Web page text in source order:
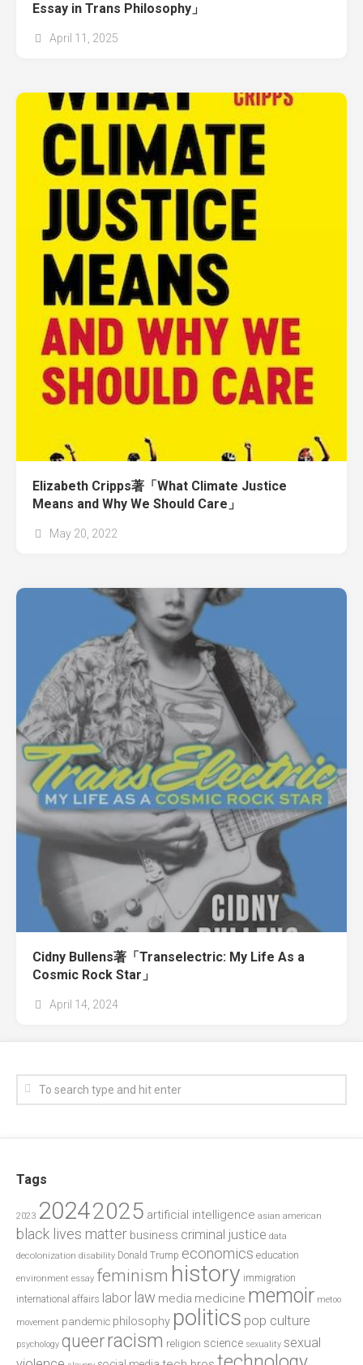
Essay in Trans Philosophy」
April 11, 2025
Elizabeth Cripps著「What Climate Justice
Means and Why We Should Care」
May 20, 2022
Cidny Bullens著「Transelectric: My Life As a
Cosmic Rock Star」
April 14, 2024
Tags
2023 20242025 artificial intelligence asian american
black lives matter business criminal justice data
decolonization disability Donald Trump economics education
environment essay feminism history immigration
international affairs labor law media medicine memoir metoo
movement pandemic philosophy politics pop culture
psychology queerracism religion science sexuality sexual